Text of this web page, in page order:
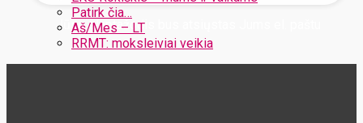
Patirk čia…
Aš/Mes – LT
RRMT: moksleiviai veikia
Jūsų slaptažodis bus atsiųstas Jums el. paštu